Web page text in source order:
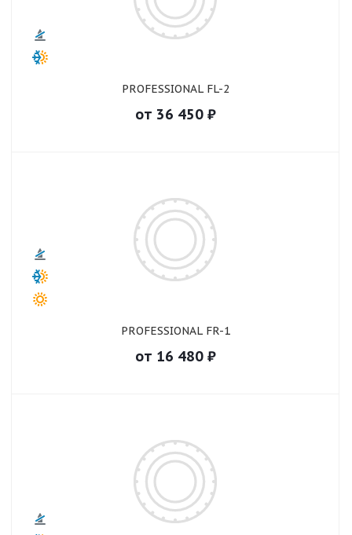
PROFESSIONAL FL-2
от 36 450₽
PROFESSIONAL FR-1
от 16 480₽